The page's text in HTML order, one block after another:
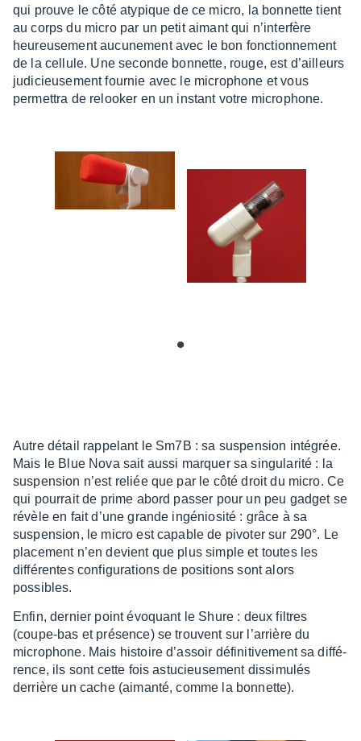
qui prouve le côté atypique de ce micro, la bonnette tient
au corps du micro par un petit aimant qui n’in­ter­fère
heureu­se­ment aucu­ne­ment avec le bon fonc­tion­ne­ment
de la cellule. Une seconde bonnette, rouge, est d’ailleurs
judi­cieu­se­ment four­nie avec le micro­phone et vous
permet­tra de reloo­ker en un instant votre micro­phone.
Autre détail rappe­lant le Sm7B : sa suspen­sion inté­grée.
Mais le Blue Nova sait aussi marquer sa singu­la­rité : la
suspen­sion n’est reliée que par le côté droit du micro. Ce
qui pour­rait de prime abord passer pour un peu gadget se
révèle en fait d’une grande ingé­nio­sité : grâce à sa
suspen­sion, le micro est capable de pivo­ter sur 290°. Le
place­ment n’en devient que plus simple et toutes les
diffé­rentes confi­gu­ra­tions de posi­tions sont alors
possibles.
Enfin, dernier point évoquant le Shure : deux filtres
(coupe-bas et présence) se trouvent sur l’ar­rière du
micro­phone. Mais histoire d’as­soir défi­ni­ti­ve­ment sa diffé­
rence, ils sont cette fois astu­cieu­se­ment dissi­mu­lés
derrière un cache (aimanté, comme la bonnette).